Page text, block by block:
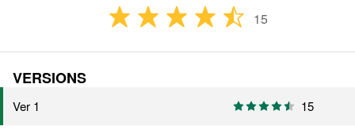
15
VERSIONS
Ver 1 15